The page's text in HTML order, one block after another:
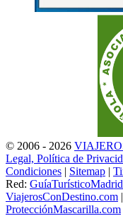
© 2006 - 2026
Legal, Política de
Condiciones | Sitemap |
Red:
ViajerosConDestino.com |
ProtecciónMascarilla.com